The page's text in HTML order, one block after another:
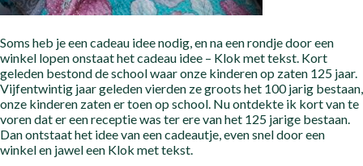
Soms heb je een cadeau idee nodig, en na een rondje door een
winkel lopen onstaat het cadeau idee – Klok met tekst. Kort
geleden bestond de school waar onze kinderen op zaten 125 jaar.
Vijfentwintig jaar geleden vierden ze groots het 100 jarig bestaan,
onze kinderen zaten er toen op school. Nu ontdekte ik kort van te
voren dat er een receptie was ter ere van het 125 jarige bestaan.
Dan ontstaat het idee van een cadeautje, even snel door een
winkel en jawel een Klok met tekst.